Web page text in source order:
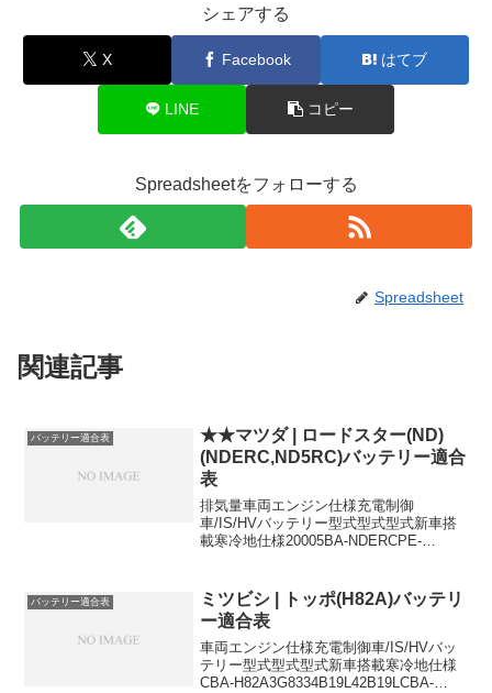
シェアする
X Facebook はてブ
LINE コピー
Spreadsheetをフォローする
Spreadsheet
関連記事
バッテリー適合表
★★マツダ | ロードスター(ND)
(NDERC,ND5RC)バッテリー適合
表
排気量車両エンジン仕様充電制御
車/IS/HVバッテリー型式型式型式新車搭
載寒冷地仕様20005BA-NDERCPE-
46B24...
バッテリー適合表
ミツビシ | トッポ(H82A)バッテリ
ー適合表
車両エンジン仕様充電制御車/IS/HVバッ
テリー型式型式型式新車搭載寒冷地仕様
CBA-H82A3G8334B19L42B19LCBA-